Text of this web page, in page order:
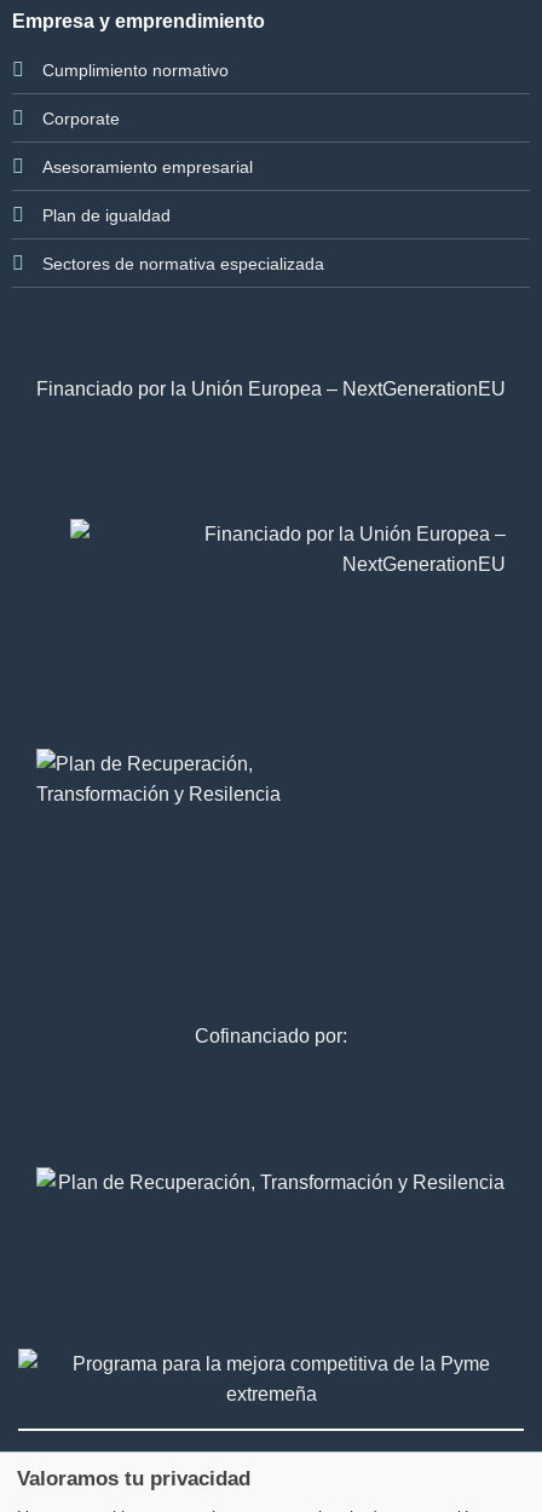
Empresa y emprendimiento
Cumplimiento normativo
Corporate
Asesoramiento empresarial
Plan de igualdad
Sectores de normativa especializada
Financiado por la Unión Europea – NextGenerationEU
Cofinanciado por:
Valoramos tu privacidad